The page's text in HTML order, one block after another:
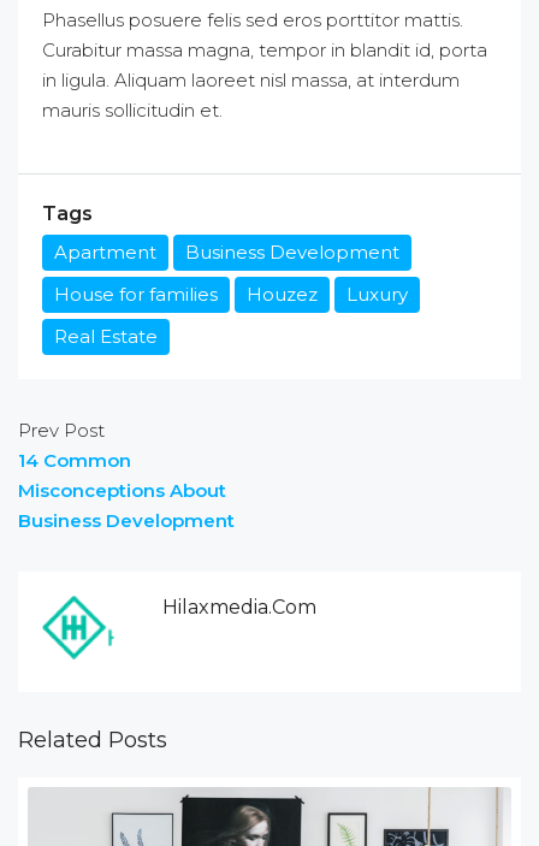
Phasellus posuere felis sed eros porttitor mattis.
Curabitur massa magna, tempor in blandit id, porta
in ligula. Aliquam laoreet nisl massa, at interdum
mauris sollicitudin et.
Tags
Apartment
Business Development
House for families
Houzez
Luxury
Real Estate
Prev Post
14 Common
Misconceptions About
Business Development
Hilaxmedia.com
Related Posts